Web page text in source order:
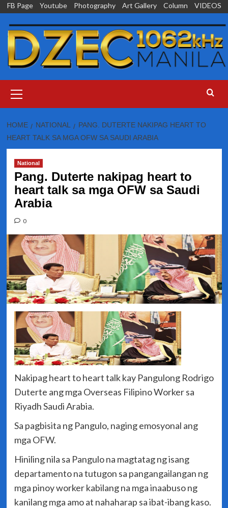
Skip
content
FB Page Youtube Photography Art Gallery Column VIDEOS
Menu
HOME NATIONAL
PANG. DUTERTE NAKIPAG HEART TO
HEART TALK SA MGA OFW SA SAUDI ARABIA
National
Pang. Duterte nakipag heart to
heart talk sa mga OFW sa Saudi
Arabia
0
Nakipag heart to heart talk kay Pangulong Rodrigo
Duterte ang mga Overseas Filipino Worker sa
Riyadh Saudi Arabia.
Sa pagbisita ng Pangulo, naging emosyonal ang
mga OFW.
Hiniling nila sa Pangulo na magtatag ng isang
departamento na tutugon sa pangangailangan ng
mga pinoy worker kabilang na mga inaabuso ng
kanilang mga amo at nahaharap sa ibat-ibang kaso.